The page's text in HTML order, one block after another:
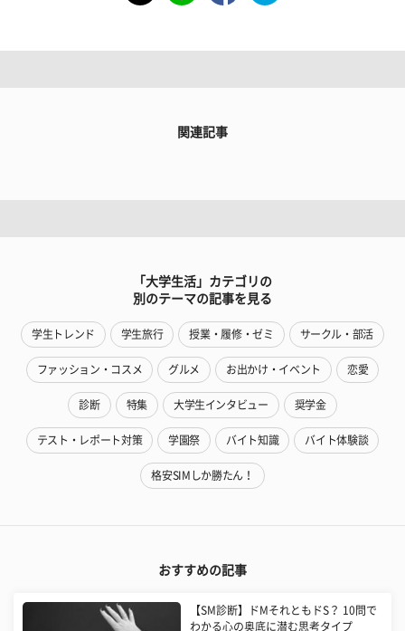
関連記事
「大学生活」カテゴリの
別のテーマの記事を見る
学生トレンド 学生旅行 授業・履修・ゼミ サークル・部活
ファッション・コスメ グルメ お出かけ・イベント 恋愛
診断 特集 大学生インタビュー 奨学金
テスト・レポート対策 学園祭 バイト知識 バイト体験談
格安SIMしか勝たん！
おすすめの記事
【SM診断】ドMそれともドS？ 10問で
わかる心の奥底に潜む思考タイプ